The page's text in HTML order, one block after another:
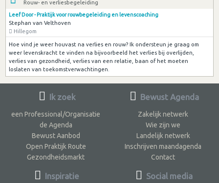
Rouw- en verliesbegeleiding
Leef Door - Praktijk voor rouwbegeleiding en levenscoaching
Stephan van Velthoven
Hillegom
Hoe vind je weer houvast na verlies en rouw? Ik ondersteun je graag om
weer levenskracht te vinden na bijvoorbeeld het verlies bij overlijden,
verlies van gezondheid, verlies van een relatie, baan of het moeten
loslaten van toekomstverwachtingen.
Ik zoek
een Professional/Organisatie
de Agenda
Bewust Aanbod
Open Praktijk Route
Gezondheidsmarkt
Inspiratie
Bewust Agenda
Zakelijk netwerk
Wie zijn we
Landelijk netwerk
Inschrijven maandagenda
Contact
Social media